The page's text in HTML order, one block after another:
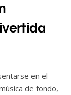
en el
de fondo,